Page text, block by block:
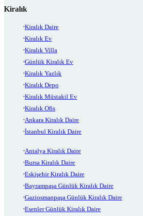
Kiralık
Kiralık Daire
Kiralık Ev
Kiralık Villa
Günlük Kiralık Ev
Kiralık Yazlık
Kiralık Depo
Kiralık Müstakil Ev
Kiralık Ofis
Ankara Kiralık Daire
İstanbul Kiralık Daire
Antalya Kiralık Daire
Bursa Kiralık Daire
Eskişehir Kiralık Daire
Bayrampaşa Günlük Kiralık Daire
Gaziosmanpaşa Günlük Kiralık Daire
Esenler Günlük Kiralık Daire